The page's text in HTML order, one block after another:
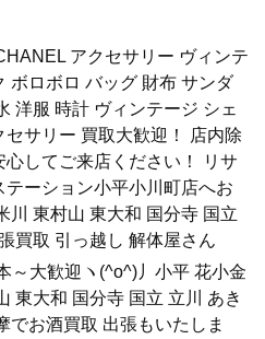
アクセサリー ヴィンテ
ボロボロ バッグ 財布 サンダ
洋服 時計 ヴィンテージ シェ
セサリー 買取大歓迎！ 店内除
してご来店ください！ リサ
ーション小平小川町店へお
川 東村山 東大和 国分寺 国立
買取 引っ越し 解体屋さん
～大歓迎ヽ(^o^)丿小平 花小金
東大和 国分寺 国立 立川 あき
でお酒買取 出張もいたしま